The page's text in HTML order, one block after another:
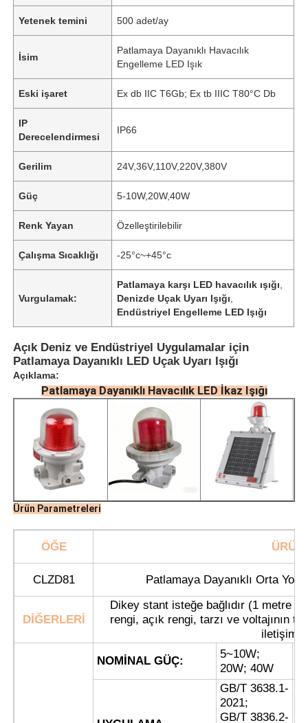
Yetenek temini 500 adet/ay
İsim
Patlamaya Dayanıklı Havacılık
Engelleme LED Işık
Eski işaret Ex db IIC T6Gb; Ex tb IIIC T80°C Db
IP
Derecelendirmesi
IP66
Gerilim 24V,36V,110V,220V,380V
Güç 5-10W,20W,40W
Renk Yayan Özelleştirilebilir
Çalışma Sıcaklığı -25°c~+45°c
Vurgulamak:
Patlamaya karşı LED havacılık ışığı
Denizde Uçak Uyarı Işığı
Endüstriyel Engelleme LED Işığı
Açık Deniz ve Endüstriyel Uygulamalar için
Patlamaya Dayanıklı LED Uçak Uyarı Işığı
Açıklama:
Patlamaya Dayanıklı Havacılık LED İkaz Işığı
Ürün Parametreleri
ÖĞE ÜRÜN
CLZD81 Patlamaya Dayanıklı Orta
DİĞERLERİ
Dikey stant isteğe bağlıdır (1 metre
rengi, açık rengi, tarzı ve voltajının
iletişime
NOMİNAL GÜÇ:
5~10W;
20W; 40W
GB/T 3638.1-
2021;
GB/T 3836.2-